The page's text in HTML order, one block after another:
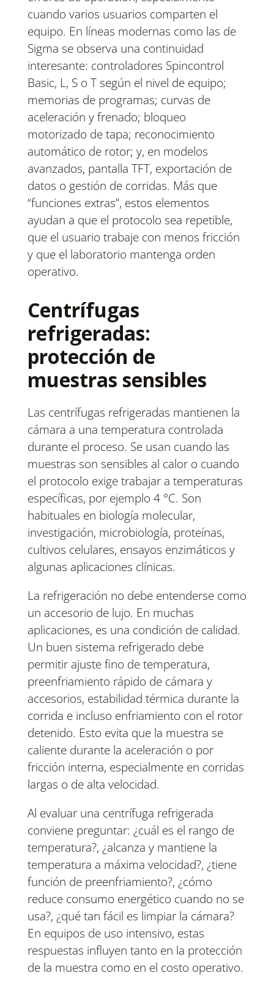
cuando varios usuarios comparten el
equipo. En líneas modernas como las de
Sigma se observa una continuidad
interesante: controladores Spincontrol
Basic, L, S o T según el nivel de equipo;
memorias de programas; curvas de
aceleración y frenado; bloqueo
motorizado de tapa; reconocimiento
automático de rotor; y, en modelos
avanzados, pantalla TFT, exportación de
datos o gestión de corridas. Más que
“funciones extras”, estos elementos
ayudan a que el protocolo sea repetible,
que el usuario trabaje con menos fricción
y que el laboratorio mantenga orden
operativo.
Centrífugas
refrigeradas:
protección de
muestras sensibles
Las centrífugas refrigeradas mantienen la
cámara a una temperatura controlada
durante el proceso. Se usan cuando las
muestras son sensibles al calor o cuando
el protocolo exige trabajar a temperaturas
específicas, por ejemplo 4 °C. Son
habituales en biología molecular,
investigación, microbiología, proteínas,
cultivos celulares, ensayos enzimáticos y
algunas aplicaciones clínicas.
La refrigeración no debe entenderse como
un accesorio de lujo. En muchas
aplicaciones, es una condición de calidad.
Un buen sistema refrigerado debe
permitir ajuste fino de temperatura,
preenfriamiento rápido de cámara y
accesorios, estabilidad térmica durante la
corrida e incluso enfriamiento con el rotor
detenido. Esto evita que la muestra se
caliente durante la aceleración o por
fricción interna, especialmente en corridas
largas o de alta velocidad.
Al evaluar una centrífuga refrigerada
conviene preguntar: ¿cuál es el rango de
temperatura?, ¿alcanza y mantiene la
temperatura a máxima velocidad?, ¿tiene
función de preenfriamiento?, ¿cómo
reduce consumo energético cuando no se
usa?, ¿qué tan fácil es limpiar la cámara?
En equipos de uso intensivo, estas
respuestas influyen tanto en la protección
de la muestra como en el costo operativo.